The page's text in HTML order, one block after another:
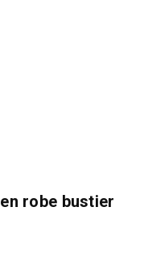
robe bustier